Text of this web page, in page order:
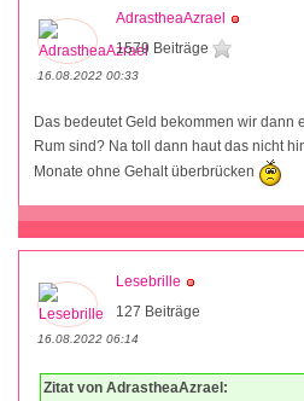
AdrastheaAzrael
1579 Beiträge
16.08.2022 00:33
Das bedeutet Geld bekommen wir dann
Rum sind? Na toll dann haut das nicht
Monate ohne Gehalt überbrücken
Lesebrille
127 Beiträge
16.08.2022 06:14
Zitat von AdrastheaAzrael: